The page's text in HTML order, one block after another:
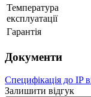
Температура
експлуатації
Гарантія
Документи
Специфікація до IP
Залишити відгук